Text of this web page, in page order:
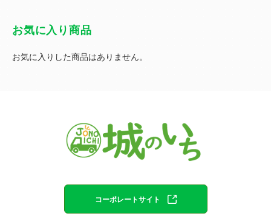
お気に入り商品
お気に入りした商品はありません。
コーポレートサイト